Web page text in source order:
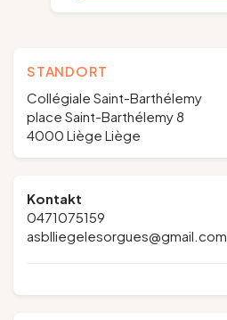
STANDORT
Collégiale Saint-Barthélemy
place Saint-Barthélemy 8
4000 Liège Liège
Kontakt
0471075159
asblliegelesorgues@gmail.com